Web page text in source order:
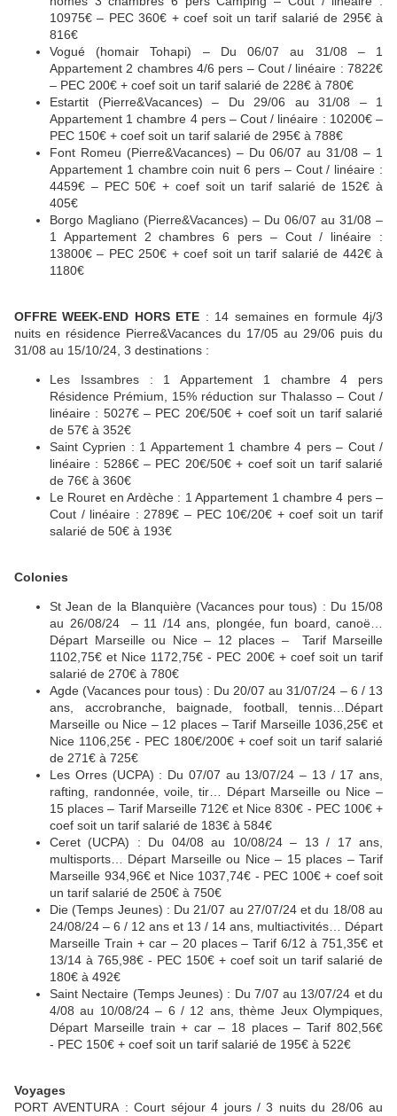
10975€ – PEC 360€ + coef soit un tarif salarié de 295€ à
816€
Vogué (homair Tohapi) – Du 06/07 au 31/08 – 1
Appartement 2 chambres 4/6 pers – Cout / linéaire : 7822€
– PEC 200€ + coef soit un tarif salarié de 228€ à 780€
Estartit (Pierre&Vacances) – Du 29/06 au 31/08 – 1
Appartement 1 chambre 4 pers – Cout / linéaire : 10200€ –
PEC 150€ + coef soit un tarif salarié de 295€ à 788€
Font Romeu (Pierre&Vacances) – Du 06/07 au 31/08 – 1
Appartement 1 chambre coin nuit 6 pers – Cout / linéaire :
4459€ – PEC 50€ + coef soit un tarif salarié de 152€ à
405€
Borgo Magliano (Pierre&Vacances) – Du 06/07 au 31/08 –
1 Appartement 2 chambres 6 pers – Cout / linéaire :
13800€ – PEC 250€ + coef soit un tarif salarié de 442€ à
1180€
OFFRE WEEK-END HORS ETE : 14 semaines en formule 4j/3
nuits en résidence Pierre&Vacances du 17/05 au 29/06 puis du
31/08 au 15/10/24, 3 destinations :
Les Issambres : 1 Appartement 1 chambre 4 pers
Résidence Prémium, 15% réduction sur Thalasso – Cout /
linéaire : 5027€ – PEC 20€/50€ + coef soit un tarif salarié
de 57€ à 352€
Saint Cyprien : 1 Appartement 1 chambre 4 pers – Cout /
linéaire : 5286€ – PEC 20€/50€ + coef soit un tarif salarié
de 76€ à 360€
Le Rouret en Ardèche : 1 Appartement 1 chambre 4 pers –
Cout / linéaire : 2789€ – PEC 10€/20€ + coef soit un tarif
salarié de 50€ à 193€
Colonies
St Jean de la Blanquière (Vacances pour tous) : Du 15/08
au 26/08/24 – 11 /14 ans, plongée, fun board, canoë…
Départ Marseille ou Nice – 12 places – Tarif Marseille
1102,75€ et Nice 1172,75€ - PEC 200€ + coef soit un tarif
salarié de 270€ à 780€
Agde (Vacances pour tous) : Du 20/07 au 31/07/24 – 6 / 13
ans, accrobranche, baignade, football, tennis…Départ
Marseille ou Nice – 12 places – Tarif Marseille 1036,25€ et
Nice 1106,25€ - PEC 180€/200€ + coef soit un tarif salarié
de 271€ à 725€
Les Orres (UCPA) : Du 07/07 au 13/07/24 – 13 / 17 ans,
rafting, randonnée, voile, tir… Départ Marseille ou Nice –
15 places – Tarif Marseille 712€ et Nice 830€ - PEC 100€ +
coef soit un tarif salarié de 183€ à 584€
Ceret (UCPA) : Du 04/08 au 10/08/24 – 13 / 17 ans,
multisports… Départ Marseille ou Nice – 15 places – Tarif
Marseille 934,96€ et Nice 1037,74€ - PEC 100€ + coef soit
un tarif salarié de 250€ à 750€
Die (Temps Jeunes) : Du 21/07 au 27/07/24 et du 18/08 au
24/08/24 – 6 / 12 ans et 13 / 14 ans, multiactivités… Départ
Marseille Train + car – 20 places – Tarif 6/12 à 751,35€ et
13/14 à 765,98€ - PEC 150€ + coef soit un tarif salarié de
180€ à 492€
Saint Nectaire (Temps Jeunes) : Du 7/07 au 13/07/24 et du
4/08 au 10/08/24 – 6 / 12 ans, thème Jeux Olympiques,
Départ Marseille train + car – 18 places – Tarif 802,56€
- PEC 150€ + coef soit un tarif salarié de 195€ à 522€
Voyages
PORT AVENTURA : Court séjour 4 jours / 3 nuits du 28/06 au